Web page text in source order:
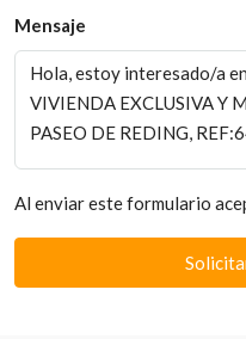
Mensaje
Al enviar este formulario